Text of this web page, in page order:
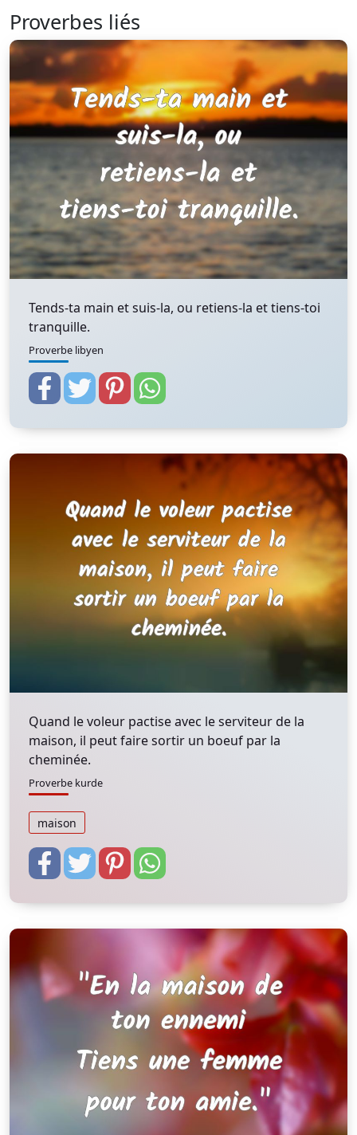
Proverbes liés
Tends-ta main et suis-la, ou retiens-la et tiens-toi
tranquille.
Proverbe libyen
Quand le voleur pactise avec le serviteur de la
maison, il peut faire sortir un boeuf par la
cheminée.
Proverbe kurde
maison